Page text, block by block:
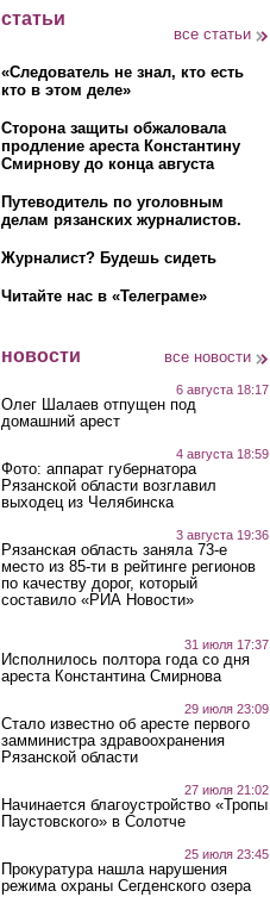
статьи
все статьи
«Следователь не знал, кто есть
кто в этом деле»
Сторона защиты обжаловала
продление ареста Константину
Смирнову до конца августа
Путеводитель по уголовным
делам рязанских журналистов.
Журналист? Будешь сидеть
Читайте нас в «Телеграме»
новости все новости
6 августа 18:17
Олег Шалаев отпущен под
домашний арест
4 августа 18:59
Фото: аппарат губернатора
Рязанской области возглавил
выходец из Челябинска
3 августа 19:36
Рязанская область заняла 73-е
место из 85-ти в рейтинге регионов
по качеству дорог, который
составило «РИА Новости»
31 июля 17:37
Исполнилось полтора года со дня
ареста Константина Смирнова
29 июля 23:09
Стало известно об аресте первого
замминистра здравоохранения
Рязанской области
27 июля 21:02
Начинается благоустройство «Тропы
Паустовского» в Солотче
25 июля 23:45
Прокуратура нашла нарушения
режима охраны Сегденского озера